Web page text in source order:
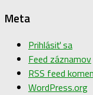
Meta
Prihlásiť sa
Feed záznamov
RSS feed
WordPress.org